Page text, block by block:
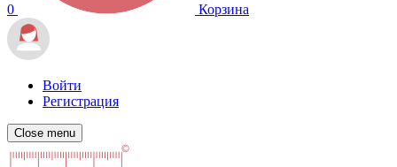
0 Корзина
Войти
Регистрация
Close menu